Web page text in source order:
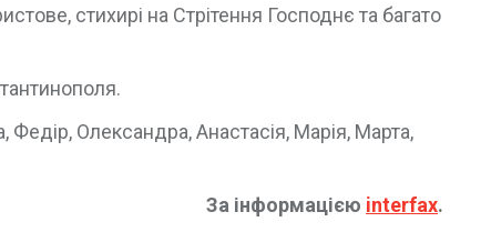
стихирі на Стрітення Господнє та багато
Олександра, Анастасія, Марія, Марта,
За інформацією interfax.